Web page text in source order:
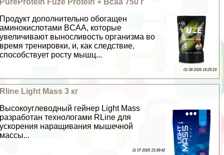
Продукт дополнительно обогащен
аминокислотами BCAA, которые
увеличивают выносливость организма во
время тренировки, и, как следствие,
способствует росту мышц...
01 08 2026 19:25:19
Rline Light Mass 3 кг
Высокоуглеводный гeйнер Light Mass
разработан технологами RLine для
ускорения наращивания мышечной
массы...
31 07 2026 15:38:42